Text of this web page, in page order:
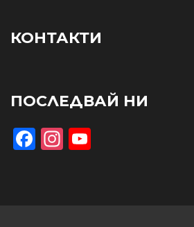
КОНТАКТИ
ПОСЛЕДВАЙ НИ
Facebook
Instagram